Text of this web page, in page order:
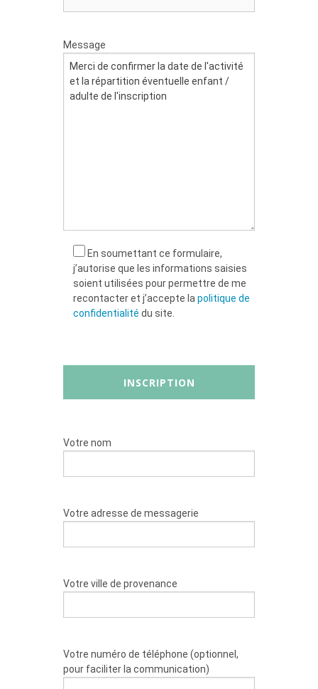
Message
En soumettant ce formulaire,
j’autorise que les informations saisies
soient utilisées pour permettre de me
recontacter et j’accepte lapolitique de
confidentialité du site.
Votre nom
Votre adresse de messagerie
Votre ville de provenance
Votre numéro de téléphone (optionnel,
pour faciliter la communication)